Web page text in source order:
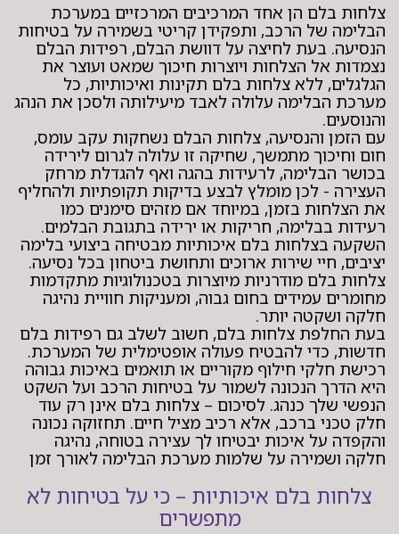
צלחות בלם הן אחד המרכיבים המרכזיים במערכת
הבלימה של הרכב, ותפקידן קריטי בשמירה על בטיחות
הנסיעה. בעת לחיצה על דוושת הבלם, רפידות הבלם
נצמדות אל הצלחות ויוצרות חיכוך שמאט ועוצר את
הגלגלים, ללא צלחות בלם תקינות ואיכותיות, כל
מערכת הבלימה עלולה לאבד מיעילותה ולסכן את הנהג
והנוסעים.
עם הזמן והנסיעה, צלחות הבלם נשחקות עקב עומס,
חום וחיכוך מתמשך, שחיקה זו עלולה לגרום לירידה
בכושר הבלימה, לרעידות בהגה ואף להגדלת מרחק
העצירה - לכן מומלץ לבצע בדיקות תקופתיות ולהחליף
את הצלחות בזמן, במיוחד אם מזהים סימנים כמו
רעידות בבלימה, חריקות או ירידה בתגובת הבלמים.
השקעה בצלחות בלם איכותיות מבטיחה ביצועי בלימה
יציבים, חיי שירות ארוכים ותחושת ביטחון בכל נסיעה.
צלחות בלם מודרניות מיוצרות בטכנולוגיות מתקדמות
מחומרים עמידים בחום גבוה, ומעניקות חוויית נהיגה
חלקה ושקטה יותר.
בעת החלפת צלחות בלם, חשוב לשלב גם רפידות בלם
חדשות, כדי להבטיח פעולה אופטימלית של המערכת.
רכישת חלקי חילוף מקוריים או תואמים באיכות גבוהה
היא הדרך הנכונה לשמור על בטיחות הרכב ועל השקט
הנפשי שלך כנהג. לסיכום – צלחות בלם אינן רק עוד
חלק טכני ברכב, אלא רכיב מציל חיים. תחזוקה נכונה
והקפדה על איכות יבטיחו לך עצירה בטוחה, נהיגה
חלקה ושמירה על שלמות מערכת הבלימה לאורך זמן
צלחות בלם איכותיות – כי על בטיחות לא
מתפשרים